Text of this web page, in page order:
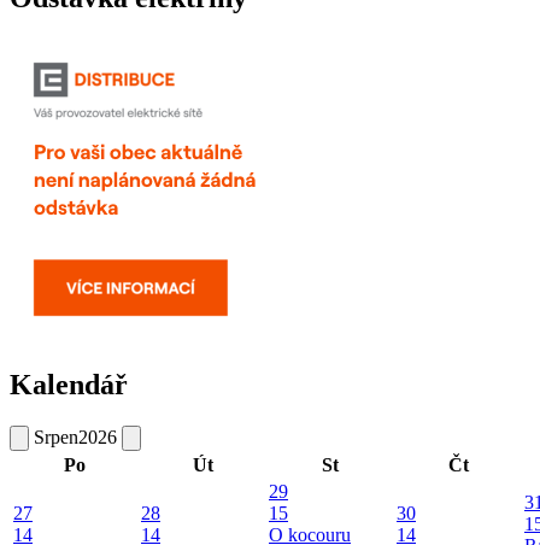
Kalendář
Srpen2026
Po
Út St Čt
27
14
28
14
29
15
O kocouru
30
14